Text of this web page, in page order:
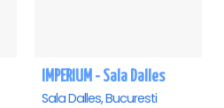
IMPERIUM - Sala Dalles
Sala Dalles, Bucuresti